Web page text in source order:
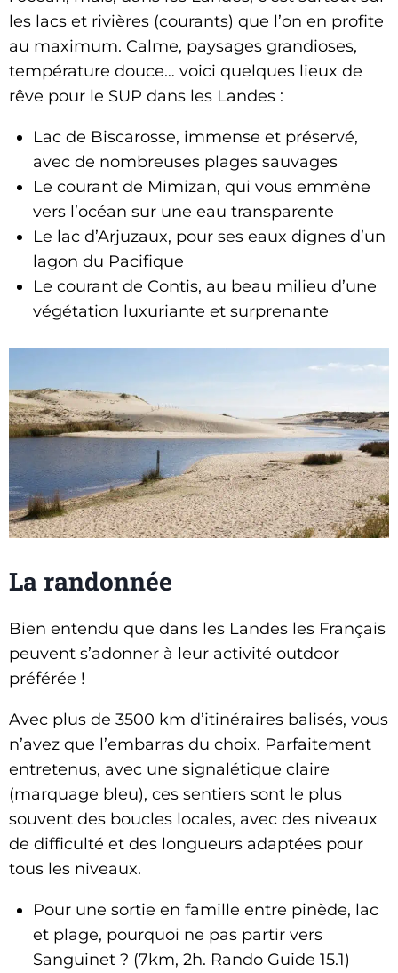
les lacs et rivières (courants) que l’on en profite
au maximum. Calme, paysages grandioses,
température douce… voici quelques lieux de
rêve pour le SUP dans les Landes :
Lac de Biscarosse, immense et préservé,
avec de nombreuses plages sauvages
Le courant de Mimizan, qui vous emmène
vers l’océan sur une eau transparente
Le lac d’Arjuzaux, pour ses eaux dignes d’un
lagon du Pacifique
Le courant de Contis, au beau milieu d’une
végétation luxuriante et surprenante
La randonnée
Bien entendu que dans les Landes les Français
peuvent s’adonner à leur activité outdoor
préférée !
Avec plus de 3500 km d’itinéraires balisés, vous
n’avez que l’embarras du choix. Parfaitement
entretenus, avec une signalétique claire
(marquage bleu), ces sentiers sont le plus
souvent des boucles locales, avec des niveaux
de difficulté et des longueurs adaptées pour
tous les niveaux.
Pour une sortie en famille entre pinède, lac
et plage, pourquoi ne pas partir vers
Sanguinet ? (7km, 2h. Rando Guide 15.1)